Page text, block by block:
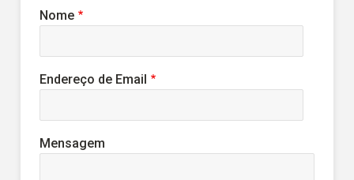
Nome
Endereço de Email
Mensagem